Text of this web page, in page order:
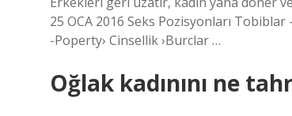
25 OCA 2016 Seks Pozisyonları
-Poperty› Cinsellik ›Burclar …
Oğlak kadınını ne